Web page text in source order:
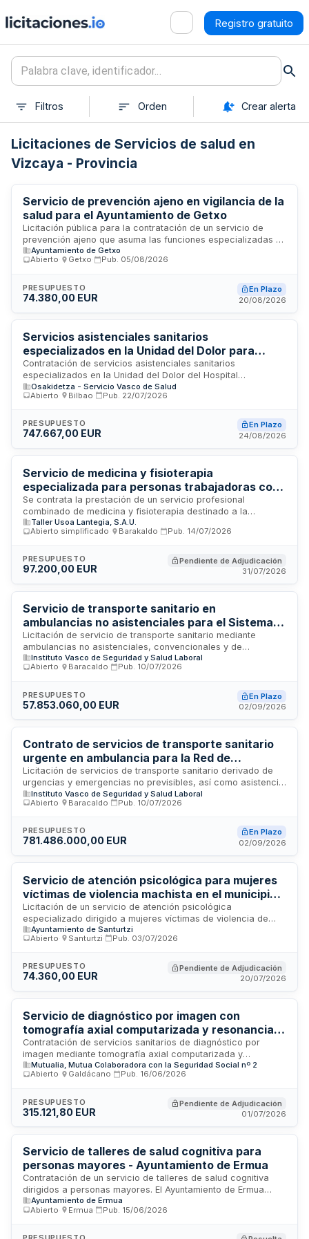
Registro gratuito
Filtros Orden Crear alerta
Licitaciones de Servicios de salud en
Vizcaya - Provincia
Servicio de prevención ajeno en vigilancia de la
salud para el Ayuntamiento de Getxo
Licitación pública para la contratación de un servicio de
prevención ajeno que asuma las funciones especializadas en
vigilancia de la salud del personal del Ayuntamiento de
Getxo. El servicio incluye la realización de reconocimientos
seguimiento sanitario de los trabajadores municipales,
conforme a la normativa de prevención de riesgos laborales.
profesionales sanitarios cualificados que garanticen el
cumplimiento de las obligaciones legales en materia de salud
Ayuntamiento de Getxo
Abierto
Getxo Pub. 05/08/2026
PRESUPUESTO
74.380,00 EUR
En Plazo
20/08/2026
Servicios asistenciales sanitarios
especializados en la Unidad del Dolor para
Hospital Intermutual de Euskadi
Contratación de servicios asistenciales sanitarios
especializados en la Unidad del Dolor del Hospital
Intermutual de Euskadi. El contrato comprende la prestación
integral de consultas médicas, actos terapéuticos en sala de
de complejidad. La prestación requiere organización unitaria
y coordinación permanente entre profesionales para
asistencial. El procedimiento es abierto, con adjudicación por
mejor relación calidad-precio sin división en lotes.
Osakidetza - Servicio Vasco de Salud
Abierto
Bilbao Pub. 22/07/2026
PRESUPUESTO
747.667,00 EUR
En Plazo
24/08/2026
Servicio de medicina y fisioterapia
especializada para personas trabajadoras con
discapacidad en USOA
Se contrata la prestación de un servicio profesional
combinado de medicina y fisioterapia destinado a la
atención especializada de personas trabajadoras con
discapacidad en USOA. El servicio incluye consultas médicas
provisión de materiales fungibles, uniformes, tarjetas de
identificación y equipos de protección individual por parte de
gestionada conforme a la normativa sanitaria aplicable,
actuando la empresa como responsable del tratamiento de
datos personales en el ejercicio de su actividad asistencial.
Taller Usoa Lantegia, S.A.U.
Abierto simplificado
Barakaldo Pub. 14/07/2026
PRESUPUESTO
97.200,00 EUR
Pendiente de Adjudicación
31/07/2026
Servicio de transporte sanitario en
ambulancias no asistenciales para el Sistema
Sanitario de Euskadi
Licitación de servicio de transporte sanitario mediante
ambulancias no asistenciales, convencionales y de
transporte colectivo destinado a las personas usuarias del
Sistema Sanitario de Euskadi. El contrato comprende la
tres lotes diferenciados, con una duración de cuatro años a
partir de enero de dos mil veintisiete.
Instituto Vasco de Seguridad y Salud Laboral
Abierto
Baracaldo Pub. 10/07/2026
PRESUPUESTO
57.853.060,00 EUR
En Plazo
02/09/2026
Contrato de servicios de transporte sanitario
urgente en ambulancia para la Red de
Transporte Sanitario Urgente de Euskadi
Licitación de servicios de transporte sanitario derivado de
urgencias y emergencias no previsibles, así como asistencia
a emergencias sanitarias mediante ambulancia asistencial
para la Red de Transporte Sanitario Urgente de la
prestación de servicios de transporte de pacientes en
situaciones de emergencia, dotación de material sanitario y
establecidos por la administración sanitaria vasca.
Instituto Vasco de Seguridad y Salud Laboral
Abierto
Baracaldo Pub. 10/07/2026
PRESUPUESTO
781.486.000,00 EUR
En Plazo
02/09/2026
Servicio de atención psicológica para mujeres
víctimas de violencia machista en el municipio
de Santurtzi
Licitación de un servicio de atención psicológica
especializado dirigido a mujeres víctimas de violencia de
género en el municipio de Santurtzi. El Ayuntamiento de
Santurtzi licita la prestación de asistencia psicológica
salud mental de las mujeres que han sufrido violencia
machista. El contrato se regula por la Ley 9/2017 de
aplicable a las administraciones locales, incluyendo
protección de datos conforme a la legislación europea y
española.
Ayuntamiento de Santurtzi
Abierto
Santurtzi Pub. 03/07/2026
PRESUPUESTO
74.360,00 EUR
Pendiente de Adjudicación
20/07/2026
Servicio de diagnóstico por imagen con
tomografía axial computarizada y resonancia
magnética en Bilbao
Contratación de servicios sanitarios de diagnóstico por
imagen mediante tomografía axial computarizada y
resonancia magnética en Bilbao. Mutualia licita la prestación
de estas pruebas diagnósticas para atender las
contrato se basa en el volumen de asistencias realizadas en
años anteriores y nuevas necesidades técnicas
veinte por ciento del importe de licitación.
Mutualia, Mutua Colaboradora con la Seguridad Social nº 2
Abierto
Galdácano Pub. 16/06/2026
PRESUPUESTO
315.121,80 EUR
Pendiente de Adjudicación
01/07/2026
Servicio de talleres de salud cognitiva para
personas mayores - Ayuntamiento de Ermua
Contratación de un servicio de talleres de salud cognitiva
dirigidos a personas mayores. El Ayuntamiento de Ermua
licita este servicio para satisfacer necesidades
administrativas de promoción de la salud y bienestar en la
empresa sin fraccionamiento en lotes, garantizando la
Ayuntamiento de Ermua
Abierto
Ermua Pub. 15/06/2026